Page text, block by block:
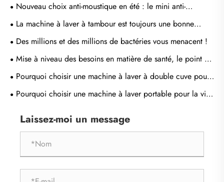
Nouveau choix anti-moustique en été : le mini anti-
moustique
La machine à laver à tambour est toujours une bonne
machine à laver à roue ondulée
Des millions et des millions de bactéries vous menacent !
Mise à niveau des besoins en matière de santé, le point de
rupture de l'entreprise de machine à laver est-il classé
comme soin de lavage ?
Pourquoi choisir une machine à laver à double cuve pour
les besoins de blanchisserie modernes ?
Pourquoi choisir une machine à laver portable pour la vie
Laissez-moi un message